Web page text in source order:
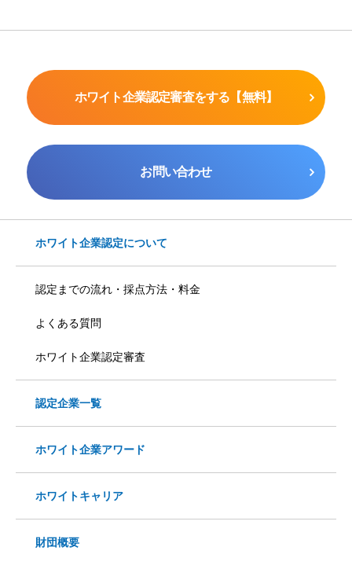
ホワイト企業認定審査をする【無料】
お問い合わせ
ホワイト企業認定について
認定までの流れ・採点方法・料金
よくある質問
ホワイト企業認定審査
認定企業一覧
ホワイト企業アワード
ホワイトキャリア
財団概要